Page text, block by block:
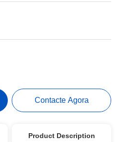
Contacte Agora
Product Description